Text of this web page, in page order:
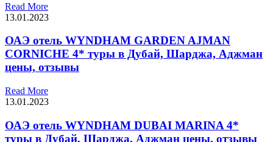
Read More
13.01.2023
ОАЭ отель WYNDHAM GARDEN AJMAN
CORNICHE 4* туры в Дубай, Шарджа, Аджман
цены, отзывы
Read More
13.01.2023
ОАЭ отель WYNDHAM DUBAI MARINA 4*
туры в Дубай, Шарджа, Аджман цены, отзывы